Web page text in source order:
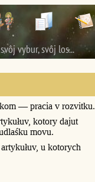
vybur, svôj los...
— pracia v rozvitku.
kotory dajut
movu.
u kotorych